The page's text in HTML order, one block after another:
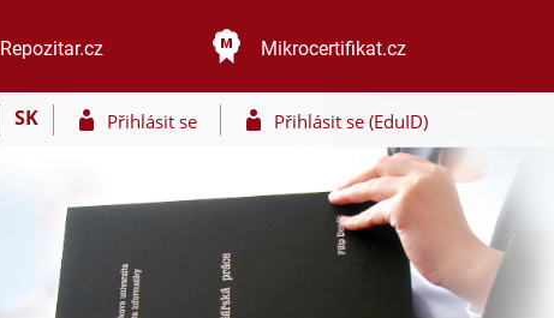
Repozitar.cz Mikrocertifikat.cz
SK Přihlásit se Přihlásit se (EduID)